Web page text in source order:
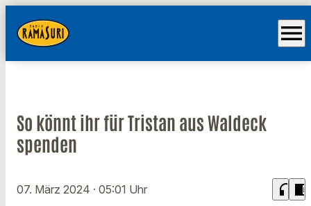
menu
So könnt ihr für Tristan aus Waldeck
spenden
07. März 2024 · 05:01 Uhr headphones chrome_reader_mode